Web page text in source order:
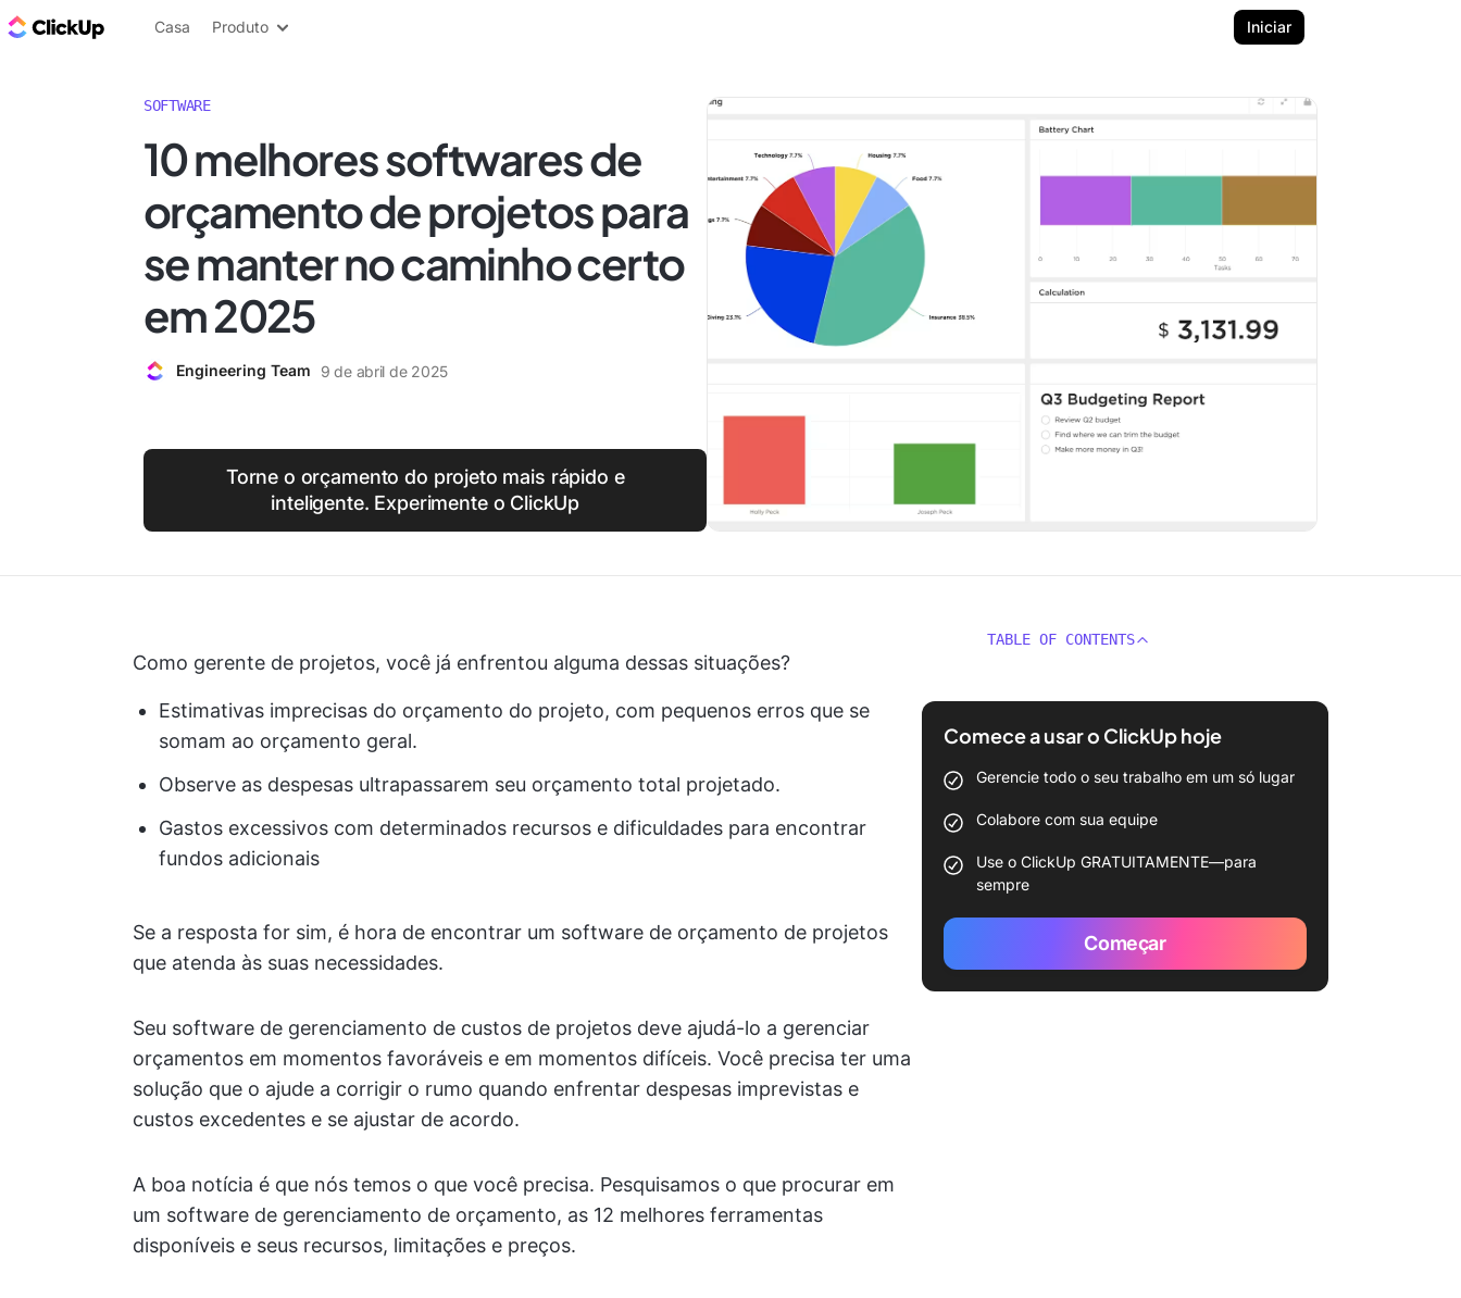
ClickUp Blogue
Casa Produto Iniciar
SOFTWARE
10 melhores softwares de
orçamento de projetos para
se manter no caminho certo
em 2025
Engineering Team 9 de abril de 2025
Torne o orçamento do projeto mais rápido e
inteligente. Experimente o ClickUp
Como gerente de projetos, você já enfrentou alguma dessas situações?
Estimativas imprecisas do orçamento do projeto, com pequenos erros que se
somam ao orçamento geral.
Observe as despesas ultrapassarem seu orçamento total projetado.
Gastos excessivos com determinados recursos e dificuldades para encontrar
fundos adicionais
Se a resposta for sim, é hora de encontrar um software de orçamento de projetos
que atenda às suas necessidades.
Seu software de gerenciamento de custos de projetos deve ajudá-lo a gerenciar
orçamentos em momentos favoráveis e em momentos difíceis. Você precisa ter uma
solução que o ajude a corrigir o rumo quando enfrentar despesas imprevistas e
custos excedentes e se ajustar de acordo.
A boa notícia é que nós temos o que você precisa. Pesquisamos o que procurar em
um software de gerenciamento de orçamento, as 12 melhores ferramentas
disponíveis e seus recursos, limitações e preços.
TABLE OF CONTENTS
Comece a usar o ClickUp hoje
Gerencie todo o seu trabalho em um só lugar
Colabore com sua equipe
Use o ClickUp GRATUITAMENTE—para
sempre
Começar